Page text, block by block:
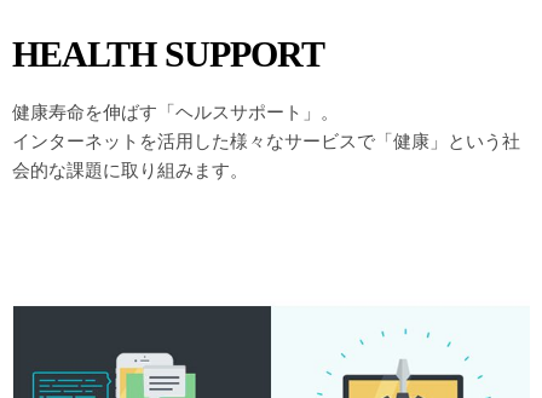
HEALTH SUPPORT
健康寿命を伸ばす「ヘルスサポート」。
インターネットを活用した様々なサービスで「健康」という社
会的な課題に取り組みます。